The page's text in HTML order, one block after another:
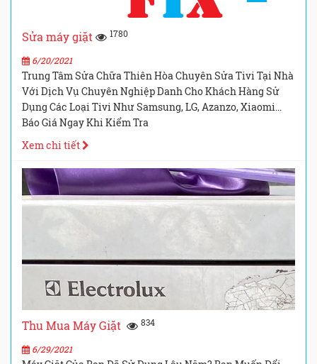
Sửa máy giặt 1780
6/20/2021
Trung Tâm Sửa Chữa Thiên Hòa Chuyên Sửa Tivi Tại Nhà
Với Dịch Vụ Chuyên Nghiệp Danh Cho Khách Hàng Sử
Dụng Các Loại Tivi Như Samsung, LG, Azanzo, Xiaomi...
Báo Giá Ngay Khi Kiểm Tra
Xem chi tiết
Thu Mua Máy Giặt 834
6/29/2021